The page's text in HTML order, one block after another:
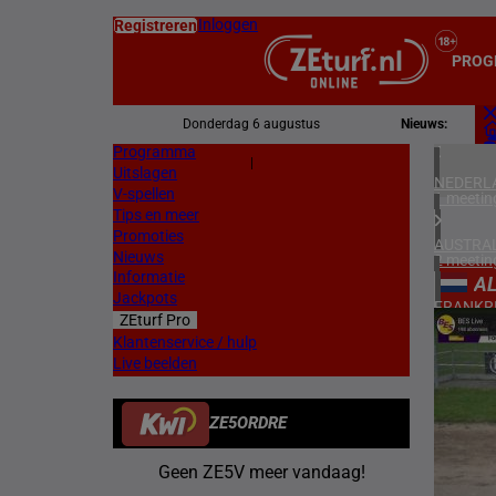
RegistrerenInloggen
Donderdag 6 augustus Nieuws:
Programma
Uitslagen
V-spellen
Tips en meer
Promoties
Nieuws
Informatie
Jackpots
ZEturf Pro
Klantenservice / hulp
Live beelden
ZE5ORDRE
Geen ZE5V meer vandaag!
1
2
7
1
ZWEDEN
10
21/